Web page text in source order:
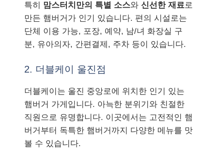
특히 맘스터치만의 특별 소스와 신선한 재료로
만든 햄버거가 인기 있습니다. 편의 시설로는
단체 이용 가능, 포장, 예약, 남/녀 화장실 구
분, 유아의자, 간편결제, 주차 등이 있습니다.
2. 더블케이 울진점
더블케이는 울진 중앙로에 위치한 인기 있는
햄버거 가게입니다. 아늑한 분위기와 친절한
직원으로 유명합니다. 이곳에서는 고전적인 햄
버거부터 독특한 햄버거까지 다양한 메뉴를 맛
볼 수 있습니다.